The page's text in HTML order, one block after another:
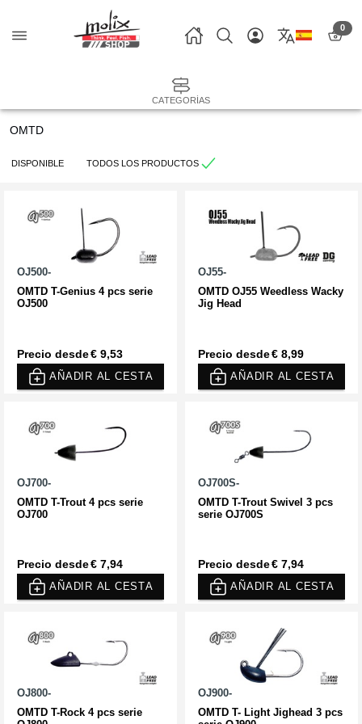
0
CATEGORÍAS
OMTD
DISPONIBLE TODOS LOS PRODUCTOS
OJ500-
OMTD T-Genius 4 pcs serie
OJ500
Precio desde€ 9,53
AÑADIR AL CESTA
OJ55-
OMTD OJ55 Weedless Wacky
Jig Head
Precio desde€ 8,99
AÑADIR AL CESTA
OJ700-
OMTD T-Trout 4 pcs serie
OJ700
Precio desde€ 7,94
AÑADIR AL CESTA
OJ700S-
OMTD T-Trout Swivel 3 pcs
serie OJ700S
Precio desde€ 7,94
AÑADIR AL CESTA
OJ800-
OMTD T-Rock 4 pcs serie
OJ900-
OMTD T- Light Jighead 3 pcs